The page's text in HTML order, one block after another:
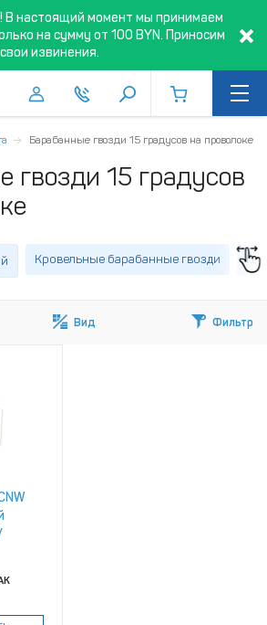
В настоящий момент мы принимаем
на сумму от 100 BYN. Приносим
свои извинения.
Барабанные гвозди 15 градусов на проволоке
гвозди 15 градусов
Кровельные барабанные гвозди
Вид Фильтр